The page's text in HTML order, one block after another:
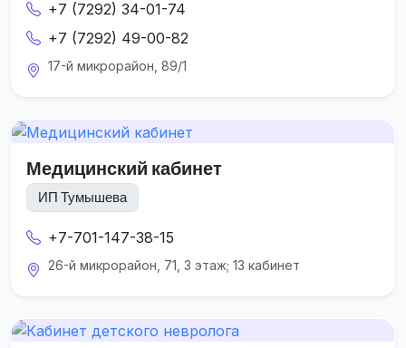
+7 (7292) 34-01-74
+7 (7292) 49-00-82
17-й микрорайон, 89/1
Медицинский кабинет
ИП Тумышева
+7-701-147-38-15
26-й микрорайон, 71, 3 этаж; 13 кабинет